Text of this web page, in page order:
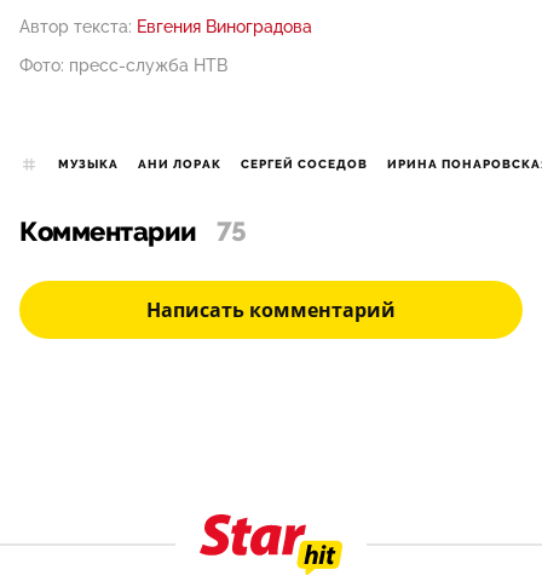
Автор текста: Евгения Виноградова
Фото: пресс-служба НТВ
МУЗЫКА АНИ ЛОРАК СЕРГЕЙ СОСЕДОВ ИРИНА
Комментарии 75
Написать комментарий